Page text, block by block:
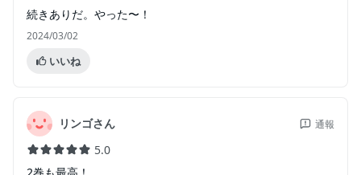
続きありだ。やった〜！
2024/03/02
いいね
リンゴさん 通報
5.0